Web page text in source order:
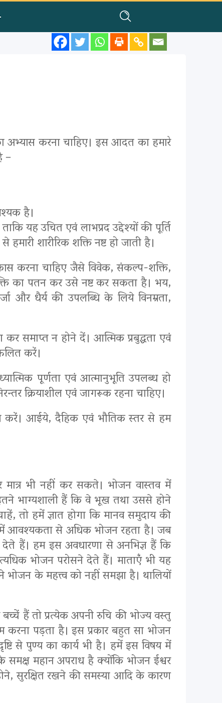
करना चाहिए। इस आदत का हमारे
–
है।
यह उचित एवं लाभप्रद उद्देश्यों की पूर्ति
शारीरिक शक्ति नष्ट हो जाती है।
करना चाहिए जैसे विवेक, संकल्प-शक्ति,
का पतन कर उसे नष्ट कर सकता है। भय,
और धैर्य की उपलब्धि के लिये विनम्रता,
समाप्त न होने दें। आत्मिक प्रबुद्धता एवं
करें।
पूर्णता एवं आत्मानुभूति उपलब्ध हो
क्रियाशील एवं जागरूक रहना चाहिए।
करें। आईये, दैहिक एवं भौतिक स्तर से हम
भी नहीं कर सकते। भोजन वास्तव में
भाग्यशाली हैं कि वे भूख तथा उससे होने
तो हमें ज्ञात होगा कि मानव समुदाय की
में आवश्यकता से अधिक भोजन रहता है। जब
हैं। हम इस अवधारणा से अनभिज्ञ हैं कि
भोजन परोसने देते हैं। माताएंँ भी यह
के महत्त्व को नहीं समझा है। थालियों
हैं तो प्रत्येक अपनी रुचि की भोज्य वस्तु
करना पड़ता है। इस प्रकार बहुत सा भोजन
से पुण्य का कार्य भी है। हमें इस विषय में
महान अपराध है क्योंकि भोजन ईश्वर
सुरक्षित रखने की समस्या आदि के कारण